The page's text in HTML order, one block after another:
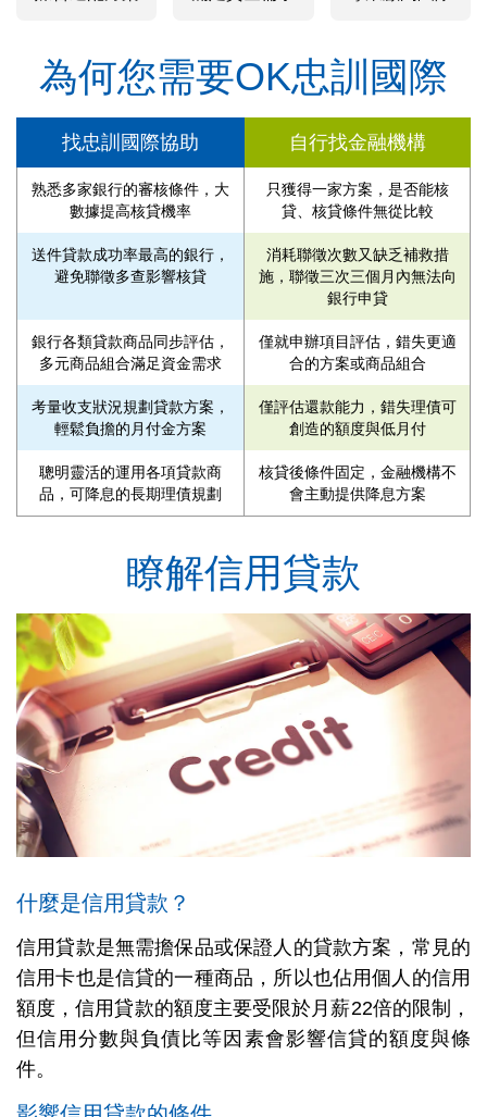
為何您需要OK忠訓國際
找忠訓國際協助 自行找金融機構
熟悉多家銀行的審核條件，大
數據提高核貸機率
只獲得一家方案，是否能核
貸、核貸條件無從比較
送件貸款成功率最高的銀行，
避免聯徵多查影響核貸
消耗聯徵次數又缺乏補救措
施，聯徵三次三個月內無法向
銀行申貸
銀行各類貸款商品同步評估，
多元商品組合滿足資金需求
僅就申辦項目評估，錯失更適
合的方案或商品組合
考量收支狀況規劃貸款方案，
輕鬆負擔的月付金方案
僅評估還款能力，錯失理債可
創造的額度與低月付
聰明靈活的運用各項貸款商
品，可降息的長期理債規劃
核貸後條件固定，金融機構不
會主動提供降息方案
瞭解信用貸款
什麼是信用貸款？
信用貸款是無需擔保品或保證人的貸款方案，常見的
信用卡也是信貸的一種商品，所以也佔用個人的信用
額度，信用貸款的額度主要受限於月薪22倍的限制，
但信用分數與負債比等因素會影響信貸的額度與條
件。